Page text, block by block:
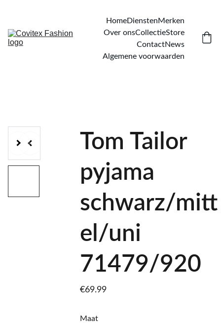
HomeDienstenMerken
Over onsCollectieStore
ContactNews
Algemene voorwaarden
Tom Tailor
pyjama
schwarz/mitt
el/uni
71479/920
€69.99
Maat